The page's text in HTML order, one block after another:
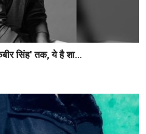
सिंह' तक, ये है शा...